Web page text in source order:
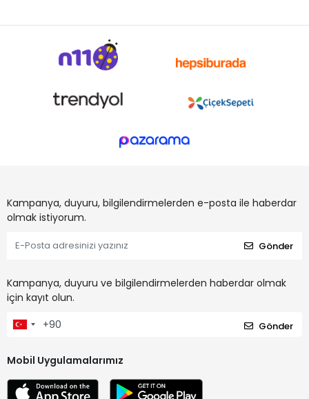
Kampanya, duyuru, bilgilendirmelerden e-posta ile haberdar
olmak istiyorum.
Gönder
Kampanya, duyuru ve bilgilendirmelerden haberdar olmak
için kayıt olun.
Gönder
Mobil Uygulamalarımız